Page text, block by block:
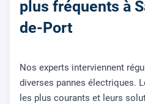
plus fréquents à
de-Port
Nos experts interviennent
diverses pannes électriques.
les plus courants et leurs